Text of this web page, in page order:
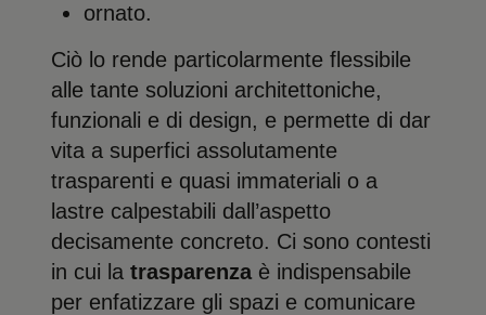
ornato.
Ciò lo rende particolarmente flessibile
alle tante soluzioni architettoniche,
funzionali e di design, e permette di dar
vita a superfici assolutamente
trasparenti e quasi immateriali o a
lastre calpestabili dall’aspetto
decisamente concreto. Ci sono contesti
in cui latrasparenza è indispensabile
per enfatizzare gli spazi e comunicare